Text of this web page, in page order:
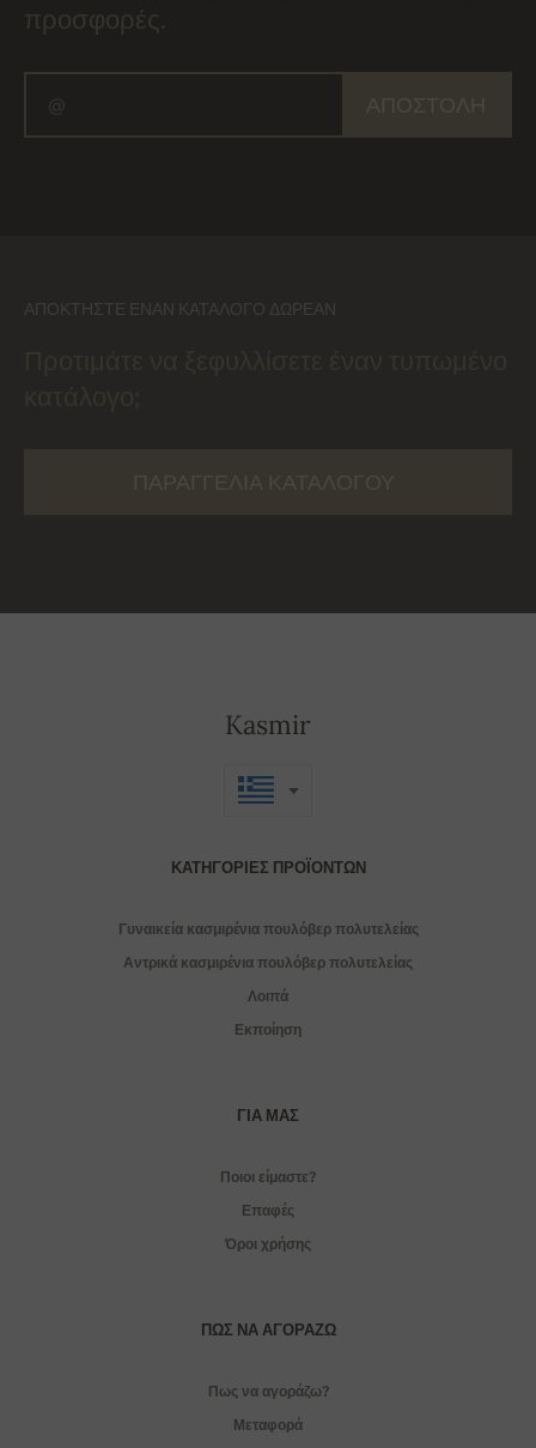
προσφορές.
ΑΠΟΚΤΉΣΤΕ ΈΝΑΝ ΚΑΤΆΛΟΓΟ ΔΩΡΕΆΝ
Kasmir
ΚΑΤΗΓΟΡΊΕΣ ΠΡΟΪΌΝΤΩΝ
Γυναικεία κασμιρένια πουλόβερ πολυτελείας
Αντρικά κασμιρένια πουλόβερ πολυτελείας
Λοιπά
Εκποίηση
ΓΙΑ ΜΑΣ
Ποιοι είμαστε?
Επαφές
Όροι χρήσης
ΠΏΣ ΝΑ ΑΓΟΡΆΖΩ
Πως να αγοράζω?
Μεταφορά